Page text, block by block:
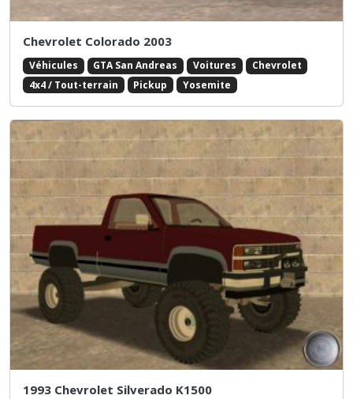
Chevrolet Colorado 2003
Véhicules GTA San Andreas Voitures
Chevrolet
4x4 / Tout-terrain
Pickup Yosemite
1993 Chevrolet Silverado K1500